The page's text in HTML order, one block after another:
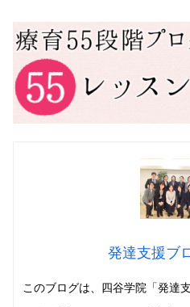
発達支援ブ
このブログは、四谷学院「発達